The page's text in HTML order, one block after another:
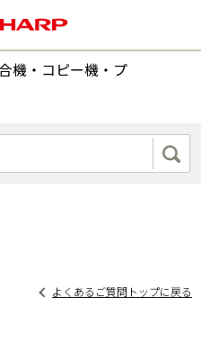
機・コピー機・プ
よくあるご質問トップに戻る